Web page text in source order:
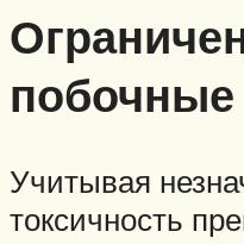
побочные
Учитывая
токсичность